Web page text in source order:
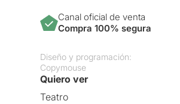
Canal oficial de venta
Compra 100% segura
Diseño y programación:
Copymouse
Quiero ver
Teatro